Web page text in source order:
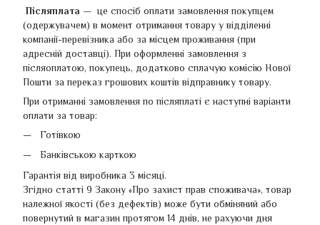
Післяплата — це спосіб оплати замовлення покупцем
(одержувачем) в момент отримання товару у відділенні
компанії-перевізника або за місцем проживання (при
адресній доставці). При оформленні замовлення з
післяоплатою, покупець, додатково сплачую комісію Нової
Пошти за переказ грошових коштів відправнику товару.
При отриманні замовлення по післяплаті є наступні варіанти
оплати за товар:
Готівкою
Банківською карткою
Гарантія від виробника 3 місяці.
Згідно статті 9 Закону «Про захист прав споживача», товар
належної якості (без дефектів) може бути обміняний або
повернутий в магазин протягом 14 днів, не рахуючи дня